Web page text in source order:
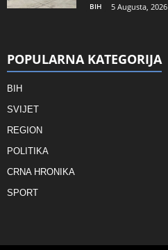
BIH 5 Augusta, 2026
POPULARNA KATEGORIJA
BIH
SVIJET
REGION
POLITIKA
CRNA HRONIKA
SPORT